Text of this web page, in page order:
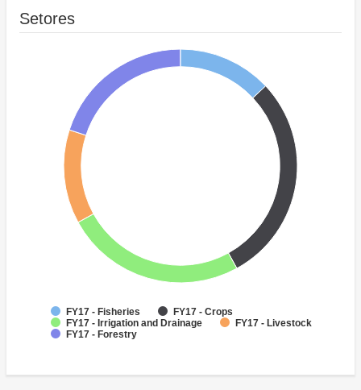
Setores
FY17 - Fisheries
FY17 - Crops
FY17 - Irrigation and Drainage
FY17 - Livestock
FY17 - Forestry